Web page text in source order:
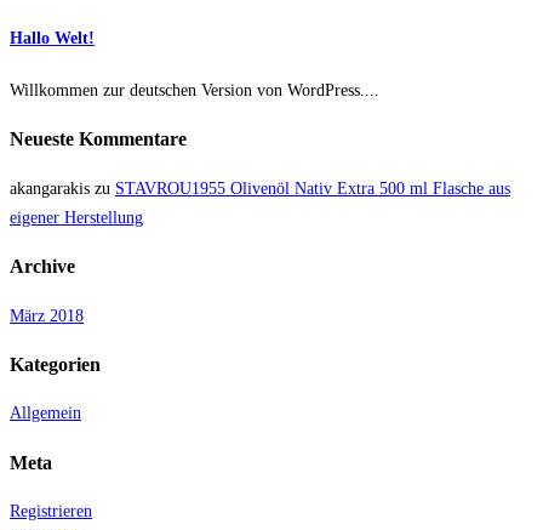
Hallo Welt!
Willkommen zur deutschen Version von WordPress....
Neueste Kommentare
akangarakis zu STAVROU1955 Olivenöl Nativ Extra 500 ml Flasche aus
eigener Herstellung
Archive
März 2018
Kategorien
Allgemein
Meta
Registrieren